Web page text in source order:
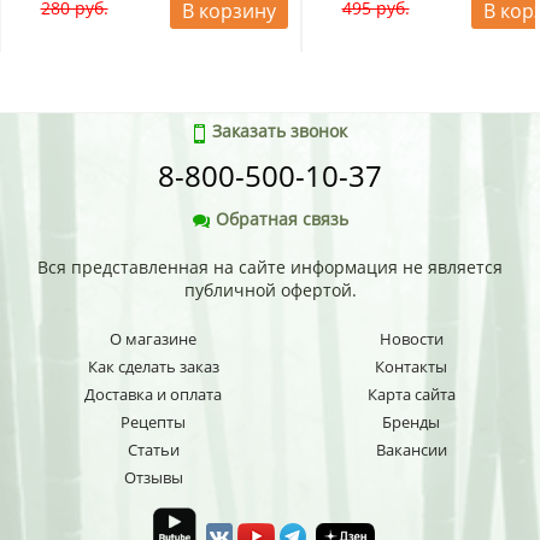
280 руб. В корзину 495 руб. В
Заказать звонок
8-800-500-10-37
Обратная связь
Вся представленная на сайте информация не является
публичной офертой.
О магазине
Как сделать заказ
Доставка и оплата
Рецепты
Статьи
Отзывы
Новости
Контакты
Карта сайта
Бренды
Вакансии